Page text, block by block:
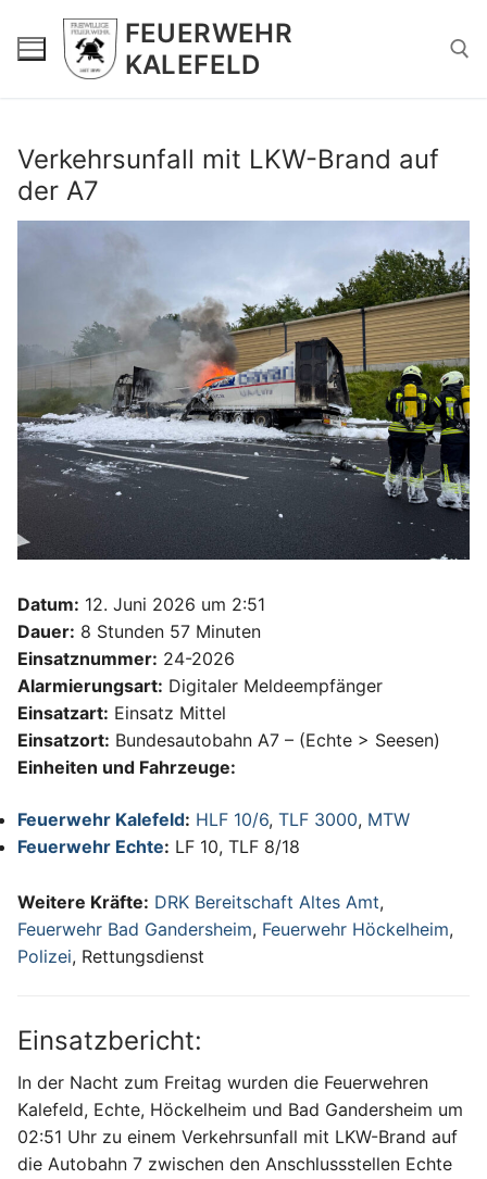
Inhalt
springen
FEUERWEHR
KALEFELD
Verkehrsunfall mit LKW-Brand auf
der A7
Datum: 12. Juni 2026 um 2:51
Dauer: 8 Stunden 57 Minuten
Einsatznummer: 24-2026
Alarmierungsart: Digitaler Meldeempfänger
Einsatzart: Einsatz Mittel
Einsatzort: Bundesautobahn A7 – (Echte > Seesen)
Einheiten und Fahrzeuge:
Feuerwehr Kalefeld: HLF 10/6, TLF 3000, MTW
Feuerwehr Echte: LF 10, TLF 8/18
Weitere Kräfte: DRK Bereitschaft Altes Amt,
Feuerwehr Bad Gandersheim, Feuerwehr Höckelheim,
Polizei, Rettungsdienst
Einsatzbericht:
In der Nacht zum Freitag wurden die Feuerwehren
Kalefeld, Echte, Höckelheim und Bad Gandersheim um
02:51 Uhr zu einem Verkehrsunfall mit LKW-Brand auf
die Autobahn 7 zwischen den Anschlussstellen Echte